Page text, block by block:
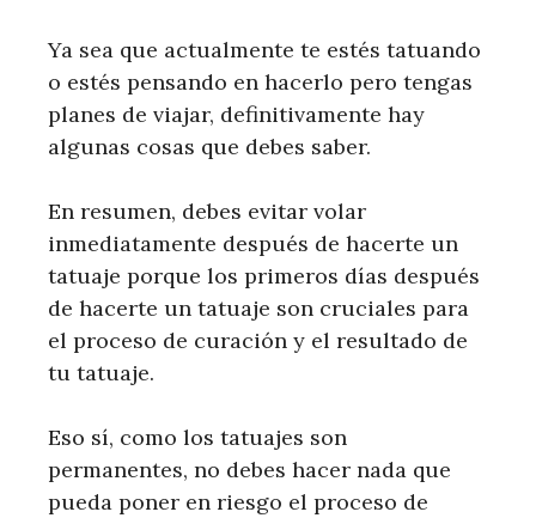
Ya sea que actualmente te estés tatuando
o estés pensando en hacerlo pero tengas
planes de viajar, definitivamente hay
algunas cosas que debes saber.
En resumen, debes evitar volar
inmediatamente después de hacerte un
tatuaje porque los primeros días después
de hacerte un tatuaje son cruciales para
el proceso de curación y el resultado de
tu tatuaje.
Eso sí, como los tatuajes son
permanentes, no debes hacer nada que
pueda poner en riesgo el proceso de